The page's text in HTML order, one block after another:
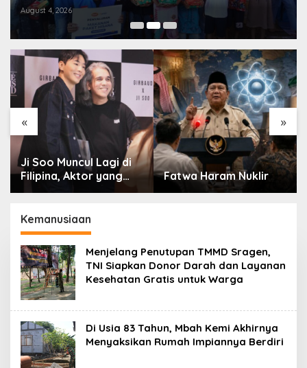
August 4, 2026
« »
Ji Soo Muncul Lagi di
Filipina, Aktor yang
Hilang dari Korea Kini
Fatwa Haram Nuklir
Kemanusiaan
Menjelang Penutupan TMMD Sragen,
TNI Siapkan Donor Darah dan Layanan
Kesehatan Gratis untuk Warga
Di Usia 83 Tahun, Mbah Kemi Akhirnya
Menyaksikan Rumah Impiannya Berdiri